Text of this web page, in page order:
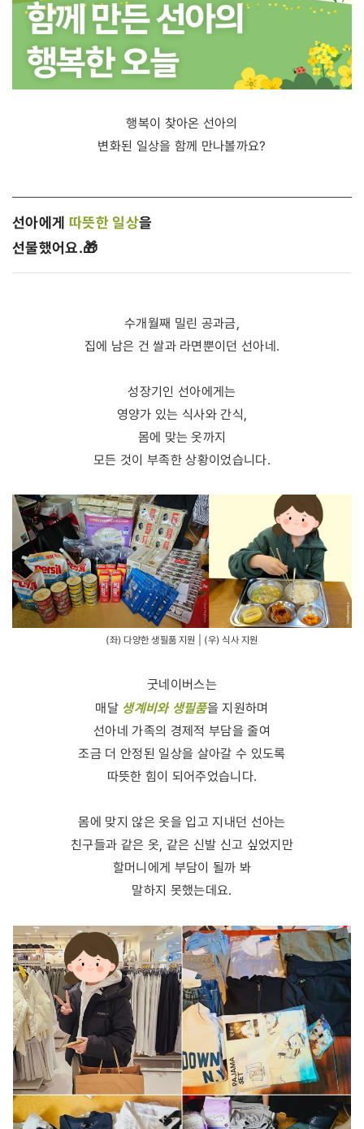
행복이 찾아온 선아의
변화된 일상을 함께 만나볼까요?
선아에게 따뜻한 일상을
선물했어요.🎁
수개월째 밀린 공과금,
집에 남은 건 쌀과 라면뿐이던 선아네.
성장기인 선아에게는
영양가 있는 식사와 간식,
몸에 맞는 옷까지
모든 것이 부족한 상황이었습니다.
(좌) 다양한 생필품 지원 | (우) 식사 지원
굿네이버스는
매달 생계비와 생필품을 지원하며
선아네 가족의 경제적 부담을 줄여
조금 더 안정된 일상을 살아갈 수 있도록
따뜻한 힘이 되어주었습니다.
몸에 맞지 않은 옷을 입고 지내던 선아는
친구들과 같은 옷, 같은 신발 신고 싶었지만
할머니에게 부담이 될까 봐
말하지 못했는데요.